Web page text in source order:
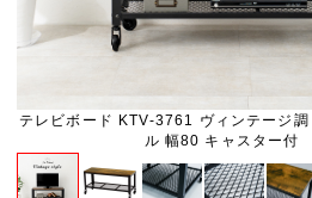
テレビボード KTV-3761 ヴィンテージ
ル 幅80 キャスター付